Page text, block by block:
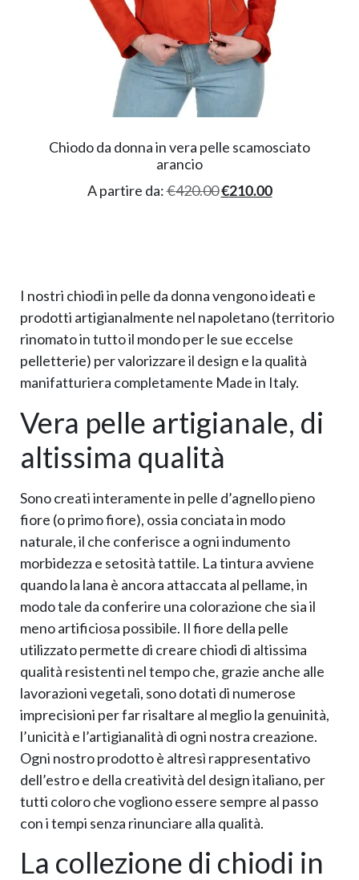
Chiodo da donna in vera pelle scamosciato
arancio
A partire da:€420.00€210.00
I nostri chiodi in pelle da donna vengono ideati e
prodotti artigianalmente nel napoletano (territorio
rinomato in tutto il mondo per le sue eccelse
pelletterie) per valorizzare il design e la qualità
manifatturiera completamente Made in Italy.
Vera pelle artigianale, di
altissima qualità
Sono creati interamente in pelle d’agnello pieno
fiore (o primo fiore), ossia conciata in modo
naturale, il che conferisce a ogni indumento
morbidezza e setosità tattile. La tintura avviene
quando la lana è ancora attaccata al pellame, in
modo tale da conferire una colorazione che sia il
meno artificiosa possibile. Il fiore della pelle
utilizzato permette di creare chiodi di altissima
qualità resistenti nel tempo che, grazie anche alle
lavorazioni vegetali, sono dotati di numerose
imprecisioni per far risaltare al meglio la genuinità,
l’unicità e l’artigianalità di ogni nostra creazione.
Ogni nostro prodotto è altresì rappresentativo
dell’estro e della creatività del design italiano, per
tutti coloro che vogliono essere sempre al passo
con i tempi senza rinunciare alla qualità.
La collezione di chiodi in